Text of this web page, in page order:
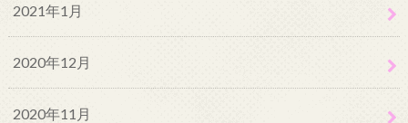
2021年1月
2020年12月
2020年11月